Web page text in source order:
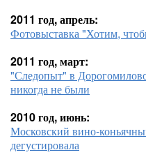
2011 год, апрель:
Фотовыставка "Хотим,
2011 год, март:
"Следопыт" в
никогда не были
2010 год, июнь:
Московский вино-
дегустировала